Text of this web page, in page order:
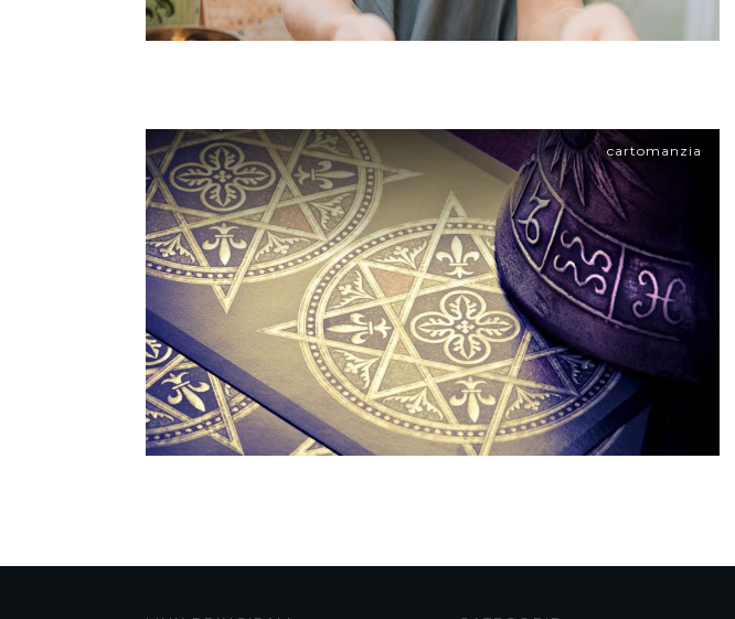
cartomanzia